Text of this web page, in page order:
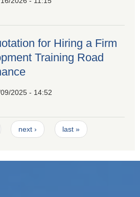
for Hiring a Firm
Training Road
2025 - 14:52
next › last »